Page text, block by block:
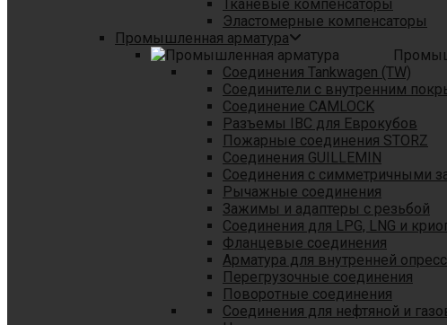
Тканевые компенсаторы
Эластомерные компенсаторы
Промышленная арматура
Соединения Tankwagen (TW)
Соединители с внутренним
Соединение CAMLOCK
Разъемы IBC для Еврокубов
Пожарные соединения STORZ
Соединения GUILLEMIN
Соединения с симметричными
Рычажные соединения
Зажимы и адаптеры с резьбой
Соединения для LPG, LNG и
Фланцевые соединения
Арматура для внутренней
Перегрузочные соединения
Поворотные соединения
Соединения для нефтяной и